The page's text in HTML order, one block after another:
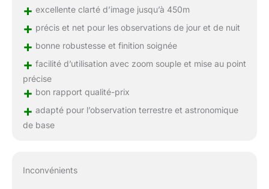
+ excellente clarté d’image jusqu’à 450m
+ précis et net pour les observations de jour et de nuit
+ bonne robustesse et finition soignée
+ facilité d’utilisation avec zoom souple et mise au point
précise
+ bon rapport qualité-prix
+ adapté pour l’observation terrestre et astronomique
de base
Inconvénients